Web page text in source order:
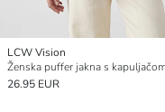
LCW Vision
26.95 EUR